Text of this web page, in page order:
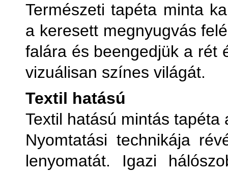
Természeti tapéta minta
a keresett megnyugvás
falára és beengedjük a rét
vizuálisan színes világát.
Textil hatású
Textil hatású mintás
Nyomtatási technikája
lenyomatát. Igazi